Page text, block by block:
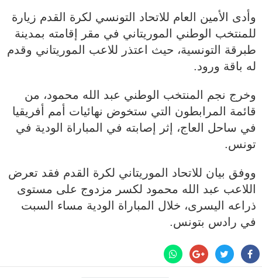
وأدى الأمين العام للاتحاد التونسي لكرة القدم زيارة
للمنتخب الوطني الموريتاني في مقر إقامته بمدينة
طبرقة التونسية، حيث اعتذر للاعب الموريتاني وقدم
له باقة ورود.
وخرج نجم المنتخب الوطني عبد الله محمود، من
قائمة المرابطون التي ستخوض نهائيات أمم أفريقيا
في ساحل العاج، إثر إصابته في المباراة الودية في
تونس.
ووفق بيان للاتحاد الموريتاني لكرة القدم فقد تعرض
اللاعب عبد الله محمود لكسر مزدوج على مستوى
ذراعه اليسرى، خلال المباراة الودية مساء السبت
في رادس بتونس.